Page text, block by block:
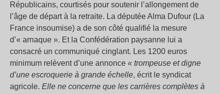
Républicains, courtisés pour soutenir l’allongement de
l’âge de départ à la retraite. La députée Alma Dufour (La
France insoumise) a de son côté qualifié la mesure
d’« arnaque ». Et la Confédération paysanne lui a
consacré un communiqué cinglant. Les 1200 euros
minimum relèvent d’une annonce « trompeuse et digne
d’une escroquerie à grande échelle, écrit le syndicat
agricole. Elle ne concerne que les carrières complètes à